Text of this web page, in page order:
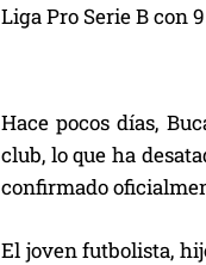
Liga Pro Serie B con
Hace pocos días,
club, lo que ha
confirmado
El joven futbolista,